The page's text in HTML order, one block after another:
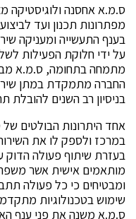
ס.מ.א אחסנה ולוגיסטיקה
מפתרונות תכנון ועד
בענף התעשייה ומעניקה
על ידי חלוקת הפעילות
מתמחה בתחומה, ס.מ.א
החברה מתמקדת במתן
בניסיון רב השנים להובלת
אחד היתרונות הבולטים
במרכז ולספק לו את
בעזרת שיתוף פעולה הדוק
מותאמים אישית אשר
ומבטיחים כי כל פעולה
שימוש בטכנולוגיות
ס.מ.א משנה את פני ענף